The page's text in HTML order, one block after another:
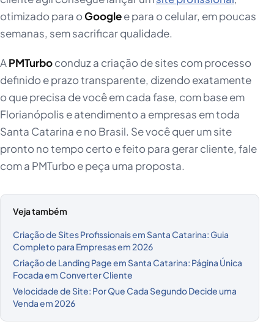
otimizado para oGooglee para o celular, em poucas
semanas, sem sacrificar qualidade.
APMTurboconduz a criação de sites com processo
definido e prazo transparente, dizendo exatamente
o que precisa de você em cada fase, com base em
Florianópolis e atendimento a empresas em toda
Santa Catarina e no Brasil. Se você quer um site
pronto no tempo certo e feito para gerar cliente, fale
com a PMTurbo e peça uma proposta.
Veja também
Criação de Sites Profissionais em Santa Catarina: Guia
Completo para Empresas em 2026
Criação de Landing Page em Santa Catarina: Página Única
Focada em Converter Cliente
Velocidade de Site: Por Que Cada Segundo Decide uma
Venda em 2026